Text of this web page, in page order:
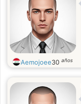
Aemojoee30 años